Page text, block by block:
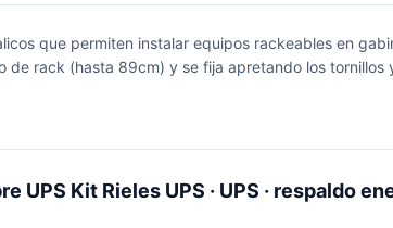
que permiten instalar equipos rackeables en
de rack (hasta 89cm) y se fija apretando los
UPS Kit Rieles UPS · UPS · respaldo